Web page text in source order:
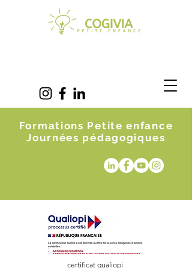
Formations Petite enfance
Journées pédagogiques
certificat qualiopi